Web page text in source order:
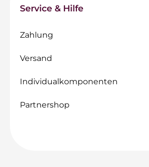
Service & Hilfe
Zahlung
Versand
Individualkomponenten
Partnershop